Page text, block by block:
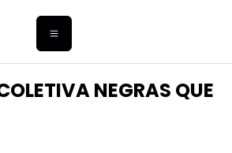
NEGRAS QUE